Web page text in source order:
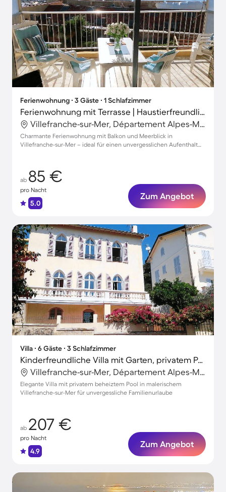
Ferienwohnung ∙ 3 Gäste ∙ 1 Schlafzimmer
Ferienwohnung mit Terrasse | Haustierfreundlich
Villefranche-sur-Mer, Département Alpes-Maritimes, Frankreich
Charmante Ferienwohnung mit Balkon und Meerblick in
Villefranche-sur-Mer – ideal für einen unvergesslichen Aufenthalt
ab 85 €
pro Nacht
5.0
Zum Angebot
Villa ∙ 6 Gäste ∙ 3 Schlafzimmer
Kinderfreundliche Villa mit Garten, privatem Pool und Grill | Stadtblick
Villefranche-sur-Mer, Département Alpes-Maritimes, Frankreich
Elegante Villa mit privatem beheiztem Pool in malerischem
Villefranche-sur-Mer für unvergessliche Familienurlaube
ab 207 €
pro Nacht
4.9
Zum Angebot